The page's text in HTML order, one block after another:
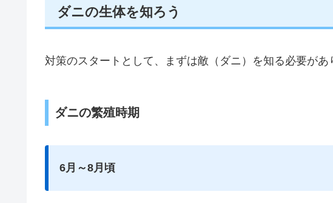
ダニの生体を知ろう
対策のスタートとして、まずは敵（ダニ）を知る必要があ
ダニの繁殖時期
6月～8月頃